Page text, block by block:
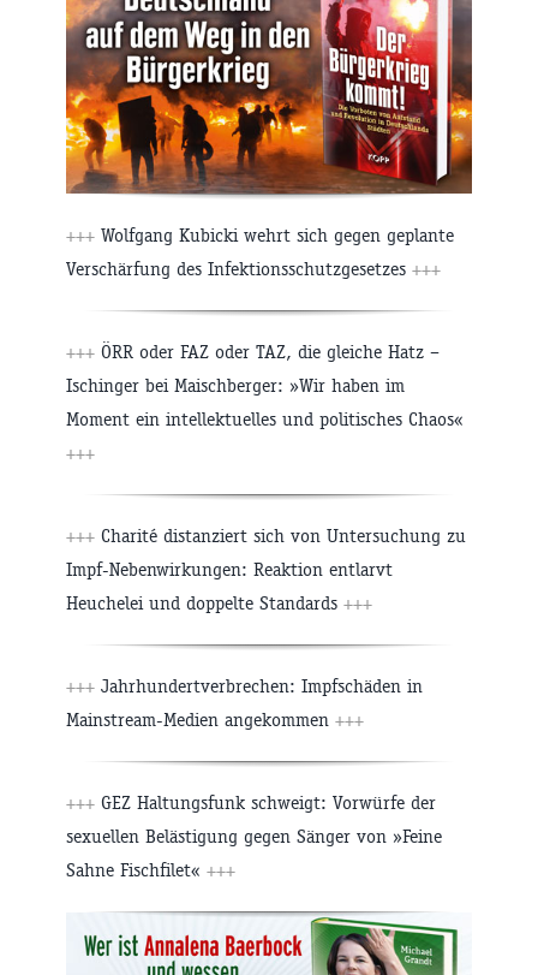
+++ Wolfgang Kubicki wehrt sich gegen geplante
Verschärfung des Infektionsschutzgesetzes +++
+++ ÖRR oder FAZ oder TAZ, die gleiche Hatz –
Ischinger bei Maischberger: »Wir haben im
Moment ein intellektuelles und politisches Chaos«
+++
+++ Charité distanziert sich von Untersuchung zu
Impf-Nebenwirkungen: Reaktion entlarvt
Heuchelei und doppelte Standards +++
+++ Jahrhundertverbrechen: Impfschäden in
Mainstream-Medien angekommen +++
+++ GEZ Haltungsfunk schweigt: Vorwürfe der
sexuellen Belästigung gegen Sänger von »Feine
Sahne Fischfilet« +++